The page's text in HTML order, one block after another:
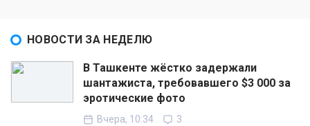
НОВОСТИ ЗА НЕДЕЛЮ
В Ташкенте жёстко задержали
шантажиста, требовавшего $3 000 за
эротические фото
Вчера, 10:34 3